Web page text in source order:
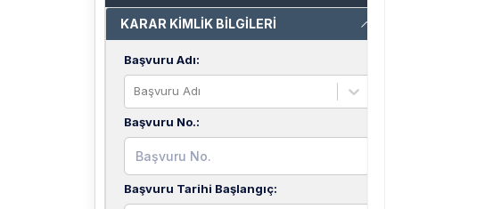
KARAR KİMLİK BİLGİLERİ
Başvuru Adı:
Başvuru Adı
Başvuru No.:
Başvuru Tarihi Başlangıç: